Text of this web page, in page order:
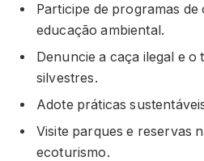
Participe de programas de
educação ambiental.
Denuncie a caça ilegal e o
silvestres.
Adote práticas
Visite parques e reservas
ecoturismo.